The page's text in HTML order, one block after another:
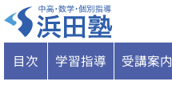
目次 学習指導 受講案内